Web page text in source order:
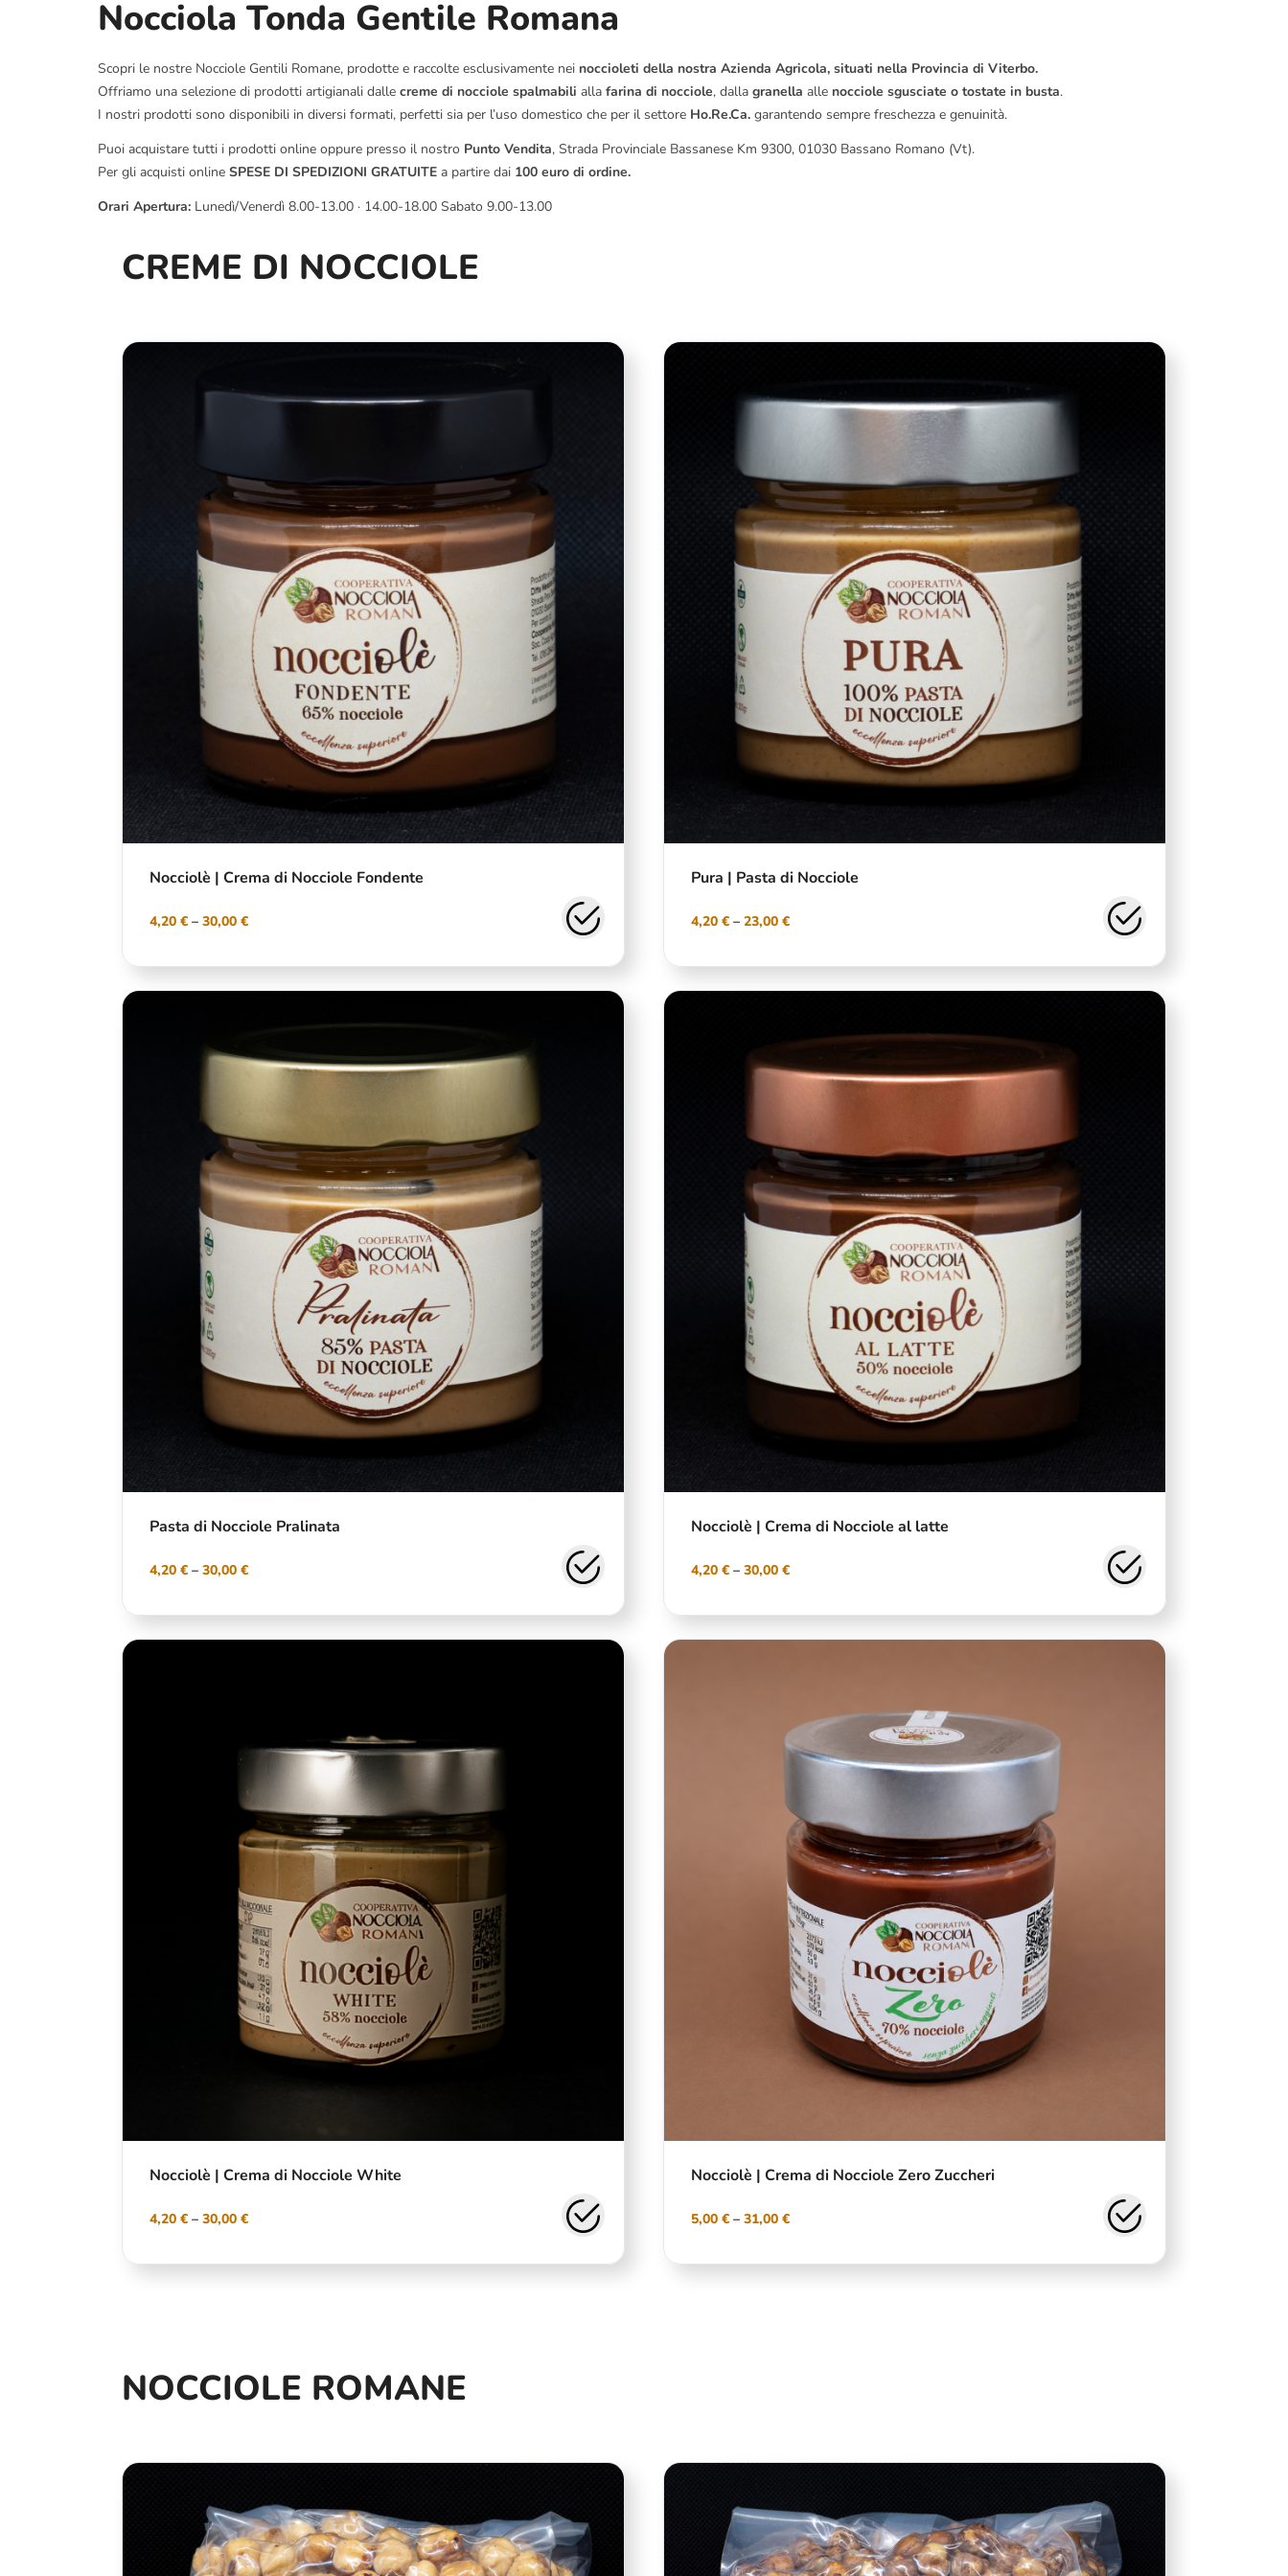
Nocciola Tonda Gentile Romana
Scopri le nostre Nocciole Gentili Romane, prodotte e raccolte esclusivamente nei noccioleti della nostra Azienda Agricola, situati nella Provincia di Viterbo.
Offriamo una selezione di prodotti artigianali dalle creme di nocciole spalmabili alla farina di nocciole, dalla granella alle nocciole sgusciate o tostate in busta.
I nostri prodotti sono disponibili in diversi formati, perfetti sia per l’uso domestico che per il settore Ho.Re.Ca. garantendo sempre freschezza e genuinità.
Puoi acquistare tutti i prodotti online oppure presso il nostro Punto Vendita, Strada Provinciale Bassanese Km 9300, 01030 Bassano Romano (Vt).
Per gli acquisti online SPESE DI SPEDIZIONI GRATUITE a partire dai 100 euro di ordine.
Orari Apertura: Lunedì/Venerdì 8.00-13.00 · 14.00-18.00 Sabato 9.00-13.00
CREME DI NOCCIOLE
Nocciolè | Crema di Nocciole Fondente
4,20 € – 30,00 €
Pura | Pasta di Nocciole
4,20 € – 23,00 €
Pasta di Nocciole Pralinata
4,20 € – 30,00 €
Nocciolè | Crema di Nocciole al latte
4,20 € – 30,00 €
Nocciolè | Crema di Nocciole White
4,20 € – 30,00 €
Nocciolè | Crema di Nocciole Zero Zuccheri
5,00 € – 31,00 €
NOCCIOLE ROMANE